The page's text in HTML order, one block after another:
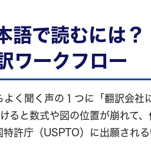
語で読むには？
ワークフロー
く聞く声の１つに「翻訳会社
ると数式や図の位置が崩れて
許庁（USPTO）に出願され